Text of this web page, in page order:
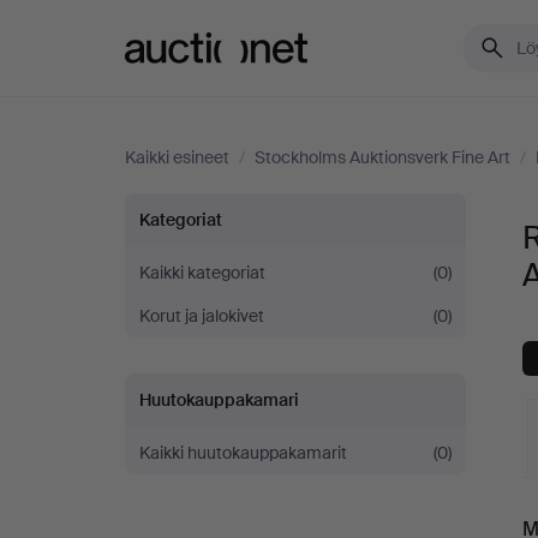
Kaikki esineet / Stockholms Auktionsverk Fine Art /
Rannekorut
Stockholms
Auktionsverk
Fine
Art
Kategoriat
Kaikki kategoriat
(0)
Korut ja jalokivet
(0)
Huutokauppakamari
Kaikki huutokauppakamarit (0)